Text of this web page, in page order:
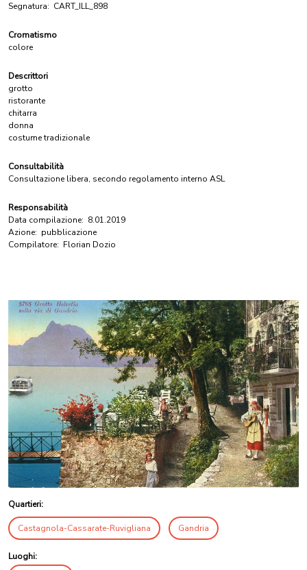
Segnatura: CART_ILL_898
Cromatismo
colore
Descrittori
grotto
ristorante
chitarra
donna
costume tradizionale
Consultabilità
Consultazione libera, secondo regolamento interno ASL
Responsabilità
Data compilazione: 8.01.2019
Azione: pubblicazione
Compilatore: Florian Dozio
Quartieri:
Castagnola-Cassarate-Ruvigliana Gandria
Luoghi: